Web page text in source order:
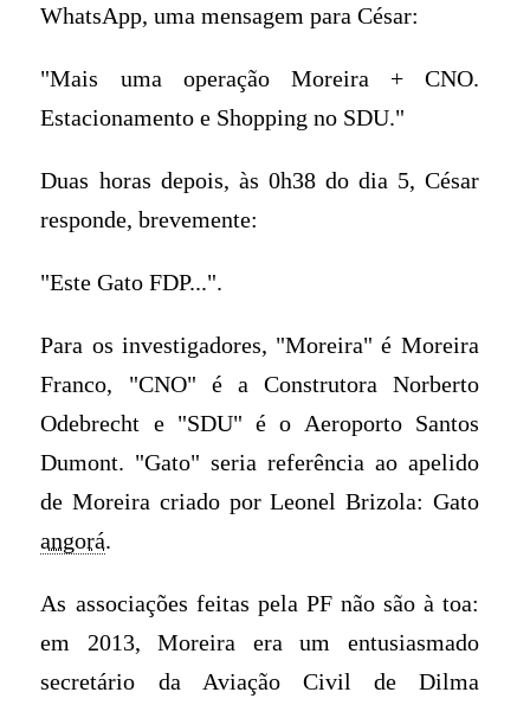
WhatsApp, uma mensagem para César:
"Mais uma operação Moreira + CNO.
Estacionamento e Shopping no SDU."
Duas horas depois, às 0h38 do dia 5, César
responde, brevemente:
"Este Gato FDP...".
Para os investigadores, "Moreira" é Moreira
Franco, "CNO" é a Construtora Norberto
Odebrecht e "SDU" é o Aeroporto Santos
Dumont. "Gato" seria referência ao apelido
de Moreira criado por Leonel Brizola: Gato
angorá.
As associações feitas pela PF não são à toa:
em 2013, Moreira era um entusiasmado
secretário da Aviação Civil de Dilma